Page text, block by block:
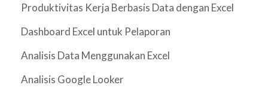
Produktivitas Kerja Berbasis Data dengan Excel
Dashboard Excel untuk Pelaporan
Analisis Data Menggunakan Excel
Analisis Google Looker